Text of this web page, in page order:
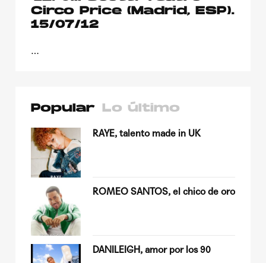
Circo Price (Madrid, ESP).
15/07/12
…
Popular Lo último
RAYE, talento made in UK
ROMEO SANTOS, el chico de oro
DANILEIGH, amor por los 90